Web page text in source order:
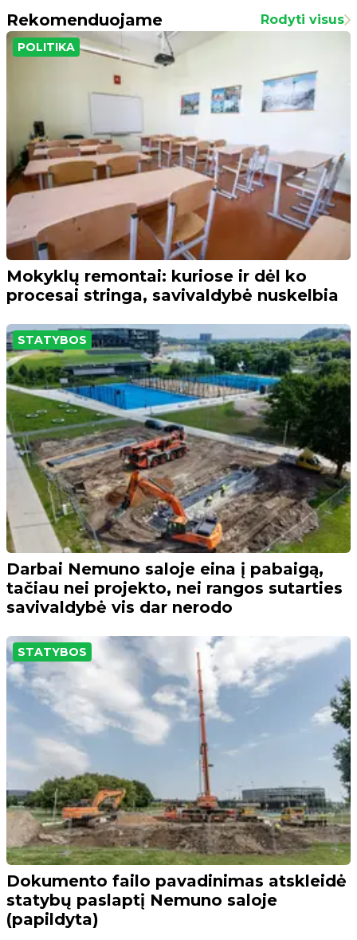
Rekomenduojame Rodyti visus
POLITIKA
Mokyklų remontai: kuriose ir dėl ko
procesai stringa, savivaldybė nuskelbia
STATYBOS
Darbai Nemuno saloje eina į pabaigą,
tačiau nei projekto, nei rangos sutarties
savivaldybė vis dar nerodo
STATYBOS
Dokumento failo pavadinimas atskleidė
statybų paslaptį Nemuno saloje
(papildyta)